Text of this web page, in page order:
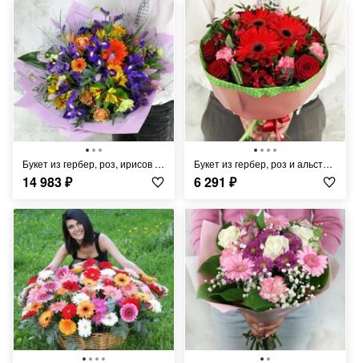
Букет из гербер, роз, ирисов и альстромерий
14 983₽
Букет из гербер, роз и альстромерий с листьями фисташки
6 291 ₽